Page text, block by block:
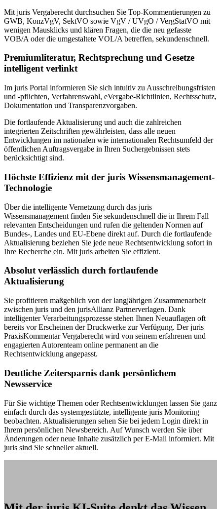
Mit juris Vergaberecht durchsuchen Sie Top-Kommentierungen zu
GWB, KonzVgV, SektVO sowie VgV / UVgO / VergStatVO mit
wenigen Mausklicks und klären Fragen, die die neu gefasste
VOB/A oder die umgestaltete VOL/A betreffen, sekundenschnell.
Premiumliteratur, Rechtsprechung und Gesetze
intelligent verlinkt
Im juris Portal informieren Sie sich intuitiv zu Ausschreibungsfristen
und -pflichten, Verfahrenswahl, eVergabe-Richtlinien, Rechtsschutz,
Dokumentation und Transparenzvorgaben.
Die fortlaufende Aktualisierung und auch die zahlreichen
integrierten Zeitschriften gewährleisten, dass alle neuen
Entwicklungen im nationalen wie internationalen Rechtsumfeld der
öffentlichen Auftragsvergabe in Ihren Suchergebnissen stets
berücksichtigt sind.
Höchste Effizienz mit der juris Wissensmanagement-
Technologie
Über die intelligente Vernetzung durch das juris
Wissensmanagement finden Sie sekundenschnell die in Ihrem Fall
relevanten Entscheidungen und rufen die geltenden Normen auf
Bundes-, Landes und EU-Ebene direkt auf. Durch die fortlaufende
Aktualisierung beziehen Sie jede neue Rechtsentwicklung sofort in
Ihre Recherche ein. Mit juris arbeiten Sie effizient.
Absolut verlässlich durch fortlaufende
Aktualisierung
Sie profitieren maßgeblich von der langjährigen Zusammenarbeit
zwischen juris und den jurisAllianz Partnerverlagen. Dank
intelligenter Verarbeitungsprozesse stehen Ihnen Neuauflagen oft
bereits vor Erscheinen der Druckwerke zur Verfügung. Der juris
PraxisKommentar Vergaberecht wird von seinem erfahrenen und
engagierten Autorenteam online permanent an die
Rechtsentwicklung angepasst.
Deutliche Zeitersparnis dank persönlichem
Newsservice
Für Sie wichtige Themen oder Rechtsentwicklungen lassen Sie ganz
einfach durch das systemgestützte, intelligente juris Monitoring
beobachten. Aktualisierungen sehen Sie bei jedem Login direkt in
Ihrem persönlichen Newsbereich. Auf Wunsch werden Sie über
Änderungen oder neue Inhalte zusätzlich per E-Mail informiert. Mit
juris sind Sie schneller aktuell.